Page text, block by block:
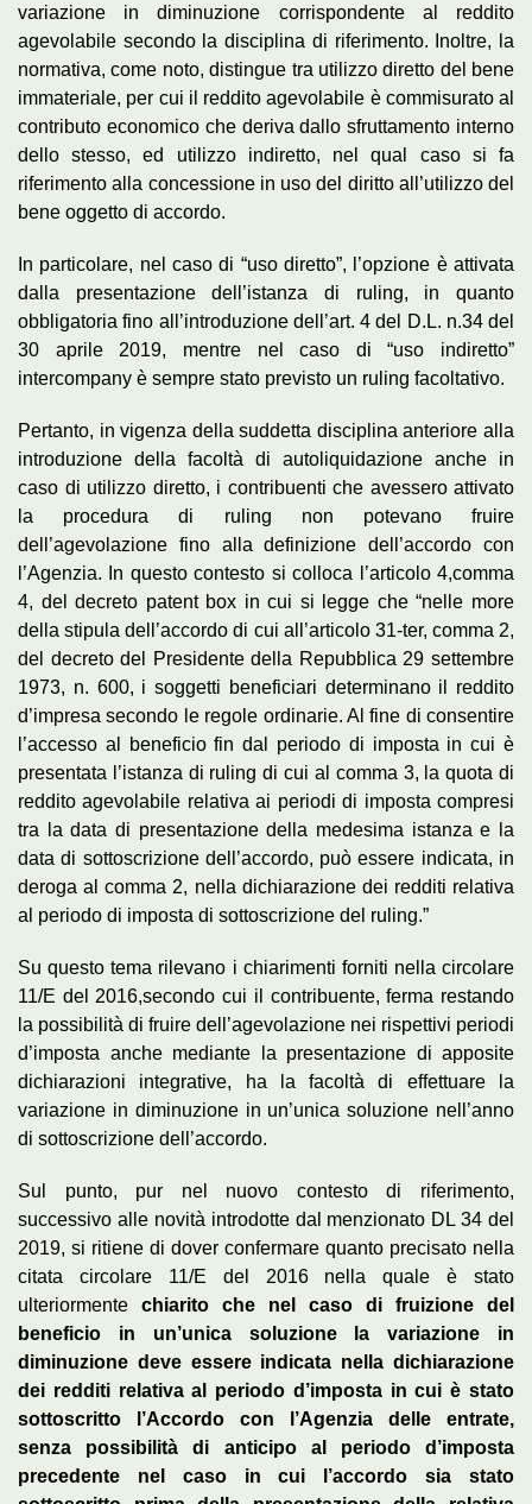
variazione in diminuzione corrispondente al reddito
agevolabile secondo la disciplina di riferimento. Inoltre, la
normativa, come noto, distingue tra utilizzo diretto del bene
immateriale, per cui il reddito agevolabile è commisurato al
contributo economico che deriva dallo sfruttamento interno
dello stesso, ed utilizzo indiretto, nel qual caso si fa
riferimento alla concessione in uso del diritto all’utilizzo del
bene oggetto di accordo.
In particolare, nel caso di “uso diretto”, l’opzione è attivata
dalla presentazione dell’istanza di ruling, in quanto
obbligatoria fino all’introduzione dell’art. 4 del D.L. n.34 del
30 aprile 2019, mentre nel caso di “uso indiretto”
intercompany è sempre stato previsto un ruling facoltativo.
Pertanto, in vigenza della suddetta disciplina anteriore alla
introduzione della facoltà di autoliquidazione anche in
caso di utilizzo diretto, i contribuenti che avessero attivato
la procedura di ruling non potevano fruire
dell’agevolazione fino alla definizione dell’accordo con
l’Agenzia. In questo contesto si colloca l’articolo 4,comma
4, del decreto patent box in cui si legge che “nelle more
della stipula dell’accordo di cui all’articolo 31-ter, comma 2,
del decreto del Presidente della Repubblica 29 settembre
1973, n. 600, i soggetti beneficiari determinano il reddito
d’impresa secondo le regole ordinarie. Al fine di consentire
l’accesso al beneficio fin dal periodo di imposta in cui è
presentata l’istanza di ruling di cui al comma 3, la quota di
reddito agevolabile relativa ai periodi di imposta compresi
tra la data di presentazione della medesima istanza e la
data di sottoscrizione dell’accordo, può essere indicata, in
deroga al comma 2, nella dichiarazione dei redditi relativa
al periodo di imposta di sottoscrizione del ruling.”
Su questo tema rilevano i chiarimenti forniti nella circolare
11/E del 2016,secondo cui il contribuente, ferma restando
la possibilità di fruire dell’agevolazione nei rispettivi periodi
d’imposta anche mediante la presentazione di apposite
dichiarazioni integrative, ha la facoltà di effettuare la
variazione in diminuzione in un’unica soluzione nell’anno
di sottoscrizione dell’accordo.
Sul punto, pur nel nuovo contesto di riferimento,
successivo alle novità introdotte dal menzionato DL 34 del
2019, si ritiene di dover confermare quanto precisato nella
citata circolare 11/E del 2016 nella quale è stato
ulteriormente chiarito che nel caso di fruizione del
beneficio in un’unica soluzione la variazione in
diminuzione deve essere indicata nella dichiarazione
dei redditi relativa al periodo d’imposta in cui è stato
sottoscritto l’Accordo con l’Agenzia delle entrate,
senza possibilità di anticipo al periodo d’imposta
precedente nel caso in cui l’accordo sia stato